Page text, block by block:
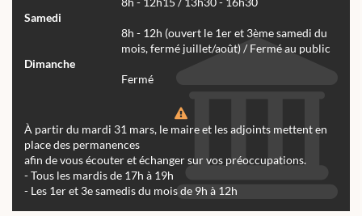
8h - 12h15 / 13h30 - 16h30
Samedi
8h - 12h (ouvert le 1er et 3ème samedi du
mois, fermé juillet/août) / Fermé au public
Dimanche
Fermé
À partir du mardi 31 mars, le maire et les adjoints mettent en
place des permanences
afin de vous écouter et échanger sur vos préoccupations.
- Tous les mardis de 17h à 19h
- Les 1er et 3e samedis du mois de 9h à 12h